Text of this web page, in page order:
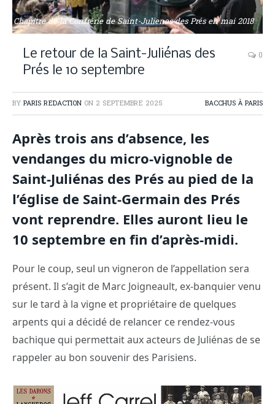
Chapitre de la Confrérie de Saint-Julienas des Prés en mai 2018
Le retour de la Saint-Juliénas des
Prés le 10 septembre
0
BY PARIS REDACTION ON 2 SEPTEMBRE 2025 BACCHUS À PARIS
Après trois ans d’absence, les
vendanges du micro-vignoble de
Saint-Juliénas des Prés au pied de la
l’église de Saint-Germain des Prés
vont reprendre. Elles auront lieu le
10 septembre en fin d’après-midi.
Pour le coup, seul un vigneron de l’appellation sera
présent. Il s’agit de Marc Joigneault, ex-banquier venu
sur le tard à la vigne et propriétaire de quelques
arpents qui a décidé de relancer ce rendez-vous
bachique qui permettait aux acteurs de Juliénas de se
rappeler au bon souvenir des Parisiens.